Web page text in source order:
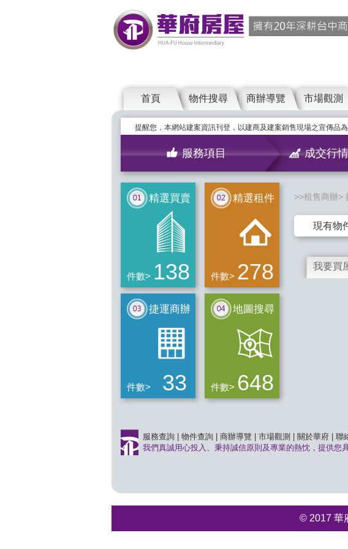
首頁 物件搜尋 商辦導覽 市場觀測
提醒您，本網站建案資訊刊登，以建商及建案銷售現場之宣傳品
服務項目 成交行情
精選買賣
件數> 138
精選租件
件數> 278
捷運商辦
件數> 33
地圖搜尋
件數> 648
租售商辦
現有物
我要買
服務查詢 物件查詢 商辦導覽 市場觀測 關於華府
聯
我們真誠用心投入、秉持誠信原則及專業的熱忱，提供您
© 2017 華